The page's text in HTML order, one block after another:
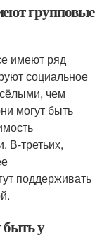
групповые
имеют ряд
социальное
чем
могут быть
В-третьих,
поддерживать
быть у